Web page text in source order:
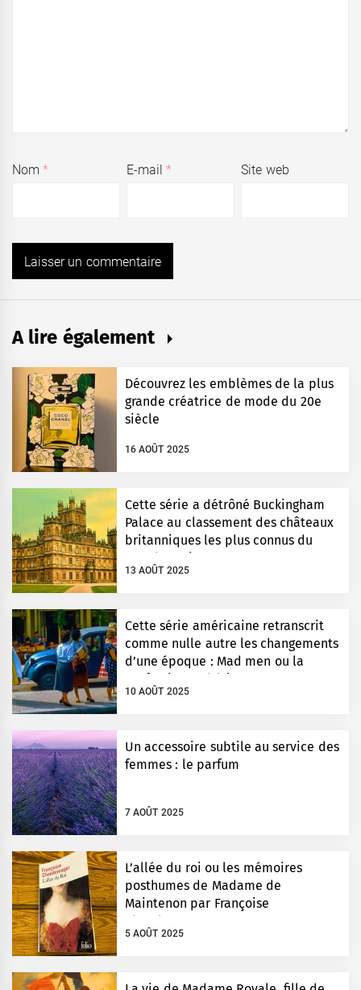
Nom* E-mail* Site web
A lire également
Découvrez les emblèmes de la plus
grande créatrice de mode du 20e
siècle
16 AOÛT 2025
Cette série a détrôné Buckingham
Palace au classement des châteaux
britanniques les plus connus du
13 AOÛT 2025
Cette série américaine retranscrit
comme nulle autre les changements
d’une époque : Mad men ou la
10 AOÛT 2025
Un accessoire subtile au service des
femmes : le parfum
7 AOÛT 2025
L’allée du roi ou les mémoires
posthumes de Madame de
Maintenon par Françoise
5 AOÛT 2025